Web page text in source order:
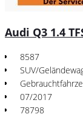
Audi Q3 1.4
8587
SUV/
07/2017
78798